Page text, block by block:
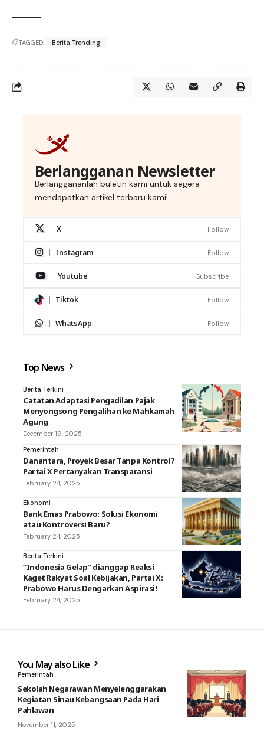
TAGGED: Berita Trending
Berlangganan Newsletter
Berlanggananlah buletin kami untuk segera
mendapatkan artikel terbaru kami!
X Follow
Instagram Follow
Youtube Subscribe
Tiktok Follow
WhatsApp Follow
Top News
Berita Terkini
Catatan Adaptasi Pengadilan Pajak
Menyongsong Pengalihan ke Mahkamah
Agung
December 19, 2025
Pemerintah
Danantara, Proyek Besar Tanpa Kontrol?
Partai X Pertanyakan Transparansi
February 24, 2025
Ekonomi
Bank Emas Prabowo: Solusi Ekonomi
atau Kontroversi Baru?
February 24, 2025
Berita Terkini
“Indonesia Gelap” dianggap Reaksi
Kaget Rakyat Soal Kebijakan, Partai X:
Prabowo Harus Dengarkan Aspirasi!
February 24, 2025
You May also Like
Pemerintah
Sekolah Negarawan Menyelenggarakan
Kegiatan Sinau Kebangsaan Pada Hari
Pahlawan
November 11, 2025